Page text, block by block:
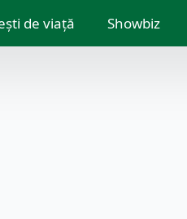
de viață Showbiz